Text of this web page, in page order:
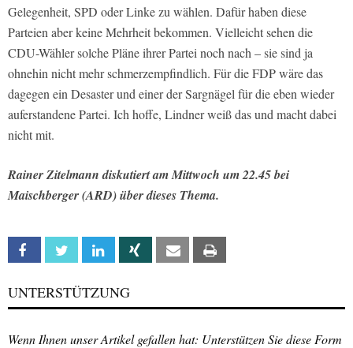
Gelegenheit, SPD oder Linke zu wählen. Dafür haben diese
Parteien aber keine Mehrheit bekommen. Vielleicht sehen die
CDU-Wähler solche Pläne ihrer Partei noch nach – sie sind ja
ohnehin nicht mehr schmerzempfindlich. Für die FDP wäre das
dagegen ein Desaster und einer der Sargnägel für die eben wieder
auferstandene Partei. Ich hoffe, Lindner weiß das und macht dabei
nicht mit.
Rainer Zitelmann diskutiert am Mittwoch um 22.45 bei
Maischberger (ARD) über dieses Thema.
Facebook Twitter Linkedin Xing Email
UNTERSTÜTZUNG
Wenn Ihnen unser Artikel gefallen hat: Unterstützen Sie diese Form